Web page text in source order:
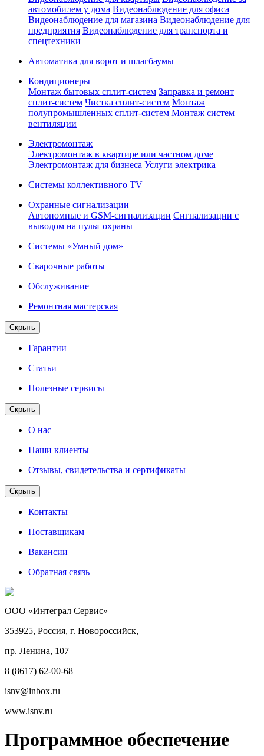
автомобилем у дома Видеонаблюдение для офиса
Видеонаблюдение для магазина Видеонаблюдение для
предприятия Видеонаблюдение для транспорта и
спецтехники
Автоматика для ворот и шлагбаумы
Кондиционеры
Монтаж бытовых сплит-систем Заправка и ремонт
сплит-систем Чистка сплит-систем Монтаж
полупромышленных сплит-систем Монтаж систем
вентиляции
Электромонтаж
Электромонтаж в квартире или частном доме
Электромонтаж для бизнеса Услуги электрика
Системы коллективного TV
Охранные сигнализации
Автономные и GSM-сигнализации Сигнализации с
выводом на пульт охраны
Системы «Умный дом»
Сварочные работы
Обслуживание
Ремонтная мастерская
Скрыть
Гарантии
Статьи
Полезные сервисы
Скрыть
О нас
Наши клиенты
Отзывы, свидетельства и сертификаты
Скрыть
Контакты
Поставщикам
Вакансии
Обратная связь
ООО «Интеграл Сервис»
353925, Россия, г. Новороссийск,
пр. Ленина, 107
8 (8617) 62-00-68
isnv@inbox.ru
www.isnv.ru
Программное обеспечение